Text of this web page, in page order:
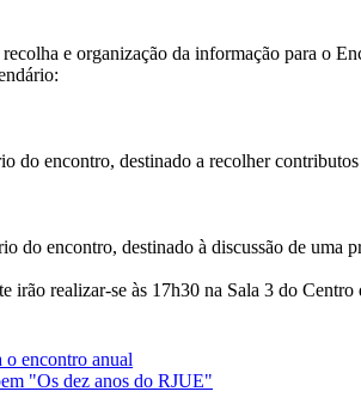
e organização da informação para o
do encontro, destinado a recolher
do encontro, destinado à discussão de uma
irão realizar-se às 17h30 na Sala 3 do
o encontro anual
"Os dez anos do RJUE"